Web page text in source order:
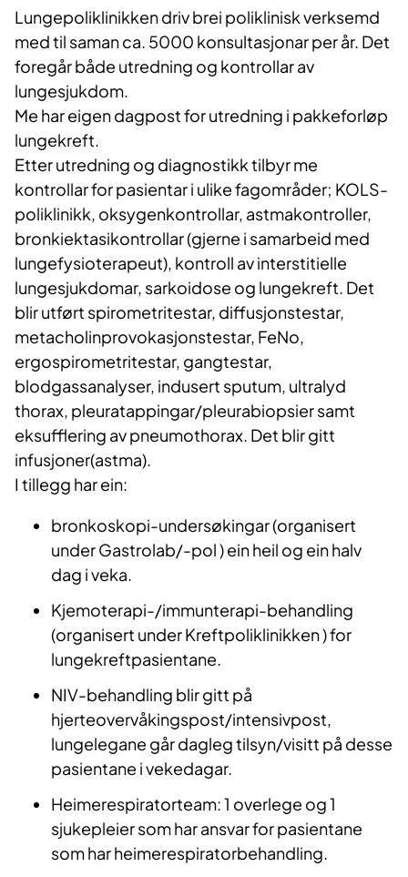
Lungepoliklinikken driv brei poliklinisk verksemd
med til saman ca. 5000 konsultasjonar per år. Det
foregår både utredning og kontrollar av
lungesjukdom.
Me har eigen dagpost for utredning i pakkeforløp
lungekreft.
Etter utredning og diagnostikk tilbyr me
kontrollar for pasientar i ulike fagområder; KOLS-
poliklinikk, oksygenkontrollar, astmakontroller,
bronkiektasikontrollar (gjerne i samarbeid med
lungefysioterapeut), kontroll av interstitielle
lungesjukdomar, sarkoidose og lungekreft. Det
blir utført spirometritestar, diffusjonstestar,
metacholinprovokasjonstestar, FeNo,
ergospirometritestar, gangtestar,
blodgassanalyser, indusert sputum, ultralyd
thorax, pleuratappingar/pleurabiopsier samt
eksufflering av pneumothorax. Det blir gitt
infusjoner(astma).
I tillegg har ein:
bronkoskopi-undersøkingar (organisert
under Gastrolab/-pol ) ein heil og ein halv
dag i veka.
Kjemoterapi-/immunterapi-behandling
(organisert under Kreftpoliklinikken ) for
lungekreftpasientane.
NIV-behandling blir gitt på
hjerteovervåkingspost/intensivpost,
lungelegane går dagleg tilsyn/visitt på desse
pasientane i vekedagar.
Heimerespiratorteam: 1 overlege og 1
sjukepleier som har ansvar for pasientane
som har heimerespiratorbehandling.